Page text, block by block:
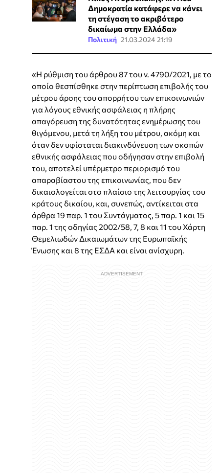
Δημοκρατία κατάφερε να κάνει
τη στέγαση το ακριβότερο
δικαίωμα στην Ελλάδα»
Πολιτική 21.03.2024 21:19
«Η ρύθμιση του άρθρου 87 του ν. 4790/2021, με το
οποίο θεσπίσθηκε στην περίπτωση επιβολής του
μέτρου άρσης του απορρήτου των επικοινωνιών
για λόγους εθνικής ασφάλειας η πλήρης
απαγόρευση της δυνατότητας ενημέρωσης του
θιγόμενου, μετά τη λήξη του μέτρου, ακόμη και
όταν δεν υφίσταται διακινδύνευση των σκοπών
εθνικής ασφάλειας που οδήγησαν στην επιβολή
του, αποτελεί υπέρμετρο περιορισμό του
απαραβίαστου της επικοινωνίας, που δεν
δικαιολογείται στο πλαίσιο της λειτουργίας του
κράτους δικαίου, και, συνεπώς, αντίκειται στα
άρθρα 19 παρ. 1 του Συντάγματος, 5 παρ. 1 και 15
παρ. 1 της οδηγίας 2002/58, 7, 8 και 11 του Χάρτη
Θεμελιωδών Δικαιωμάτων της Ευρωπαϊκής
Ένωσης και 8 της ΕΣΔΑ και είναι ανίσχυρη.